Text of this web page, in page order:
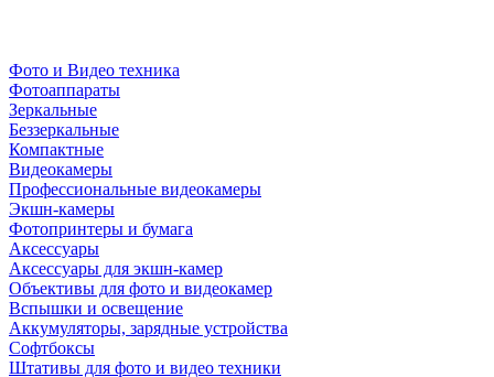
Фото и Видео техника
Фотоаппараты
Зеркальные
Беззеркальные
Компактные
Видеокамеры
Профессиональные видеокамеры
Экшн-камеры
Фотопринтеры и бумага
Аксессуары
Аксессуары для экшн-камер
Объективы для фото и видеокамер
Вспышки и освещение
Аккумуляторы, зарядные устройства
Софтбоксы
Штативы для фото и видео техники